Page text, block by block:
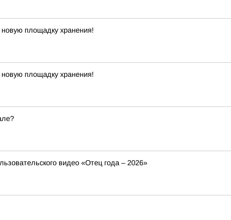
площадку хранения!
площадку хранения!
видео «Отец года – 2026»